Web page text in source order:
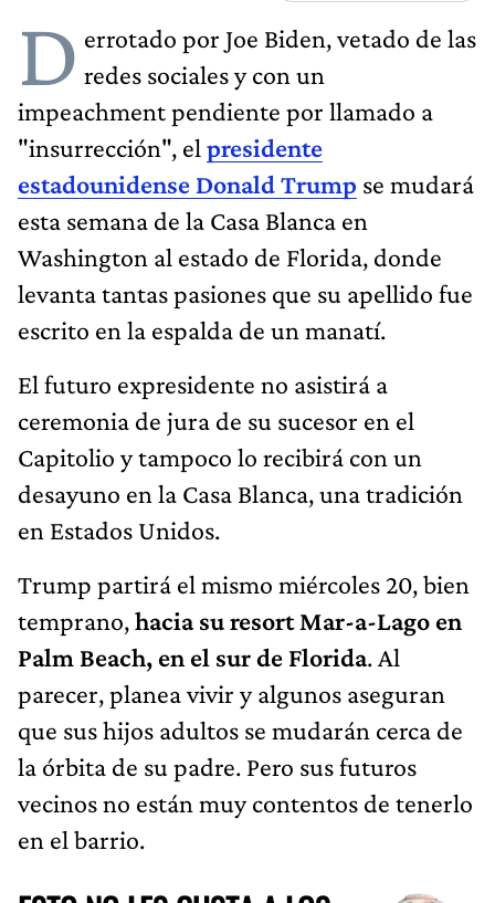
D errotado por Joe Biden, vetado de las
redes sociales y con un
impeachment pendiente por llamado a
"insurrección", el presidente
estadounidense Donald Trump se mudará
esta semana de la Casa Blanca en
Washington al estado de Florida, donde
levanta tantas pasiones que su apellido fue
escrito en la espalda de un manatí.
El futuro expresidente no asistirá a
ceremonia de jura de su sucesor en el
Capitolio y tampoco lo recibirá con un
desayuno en la Casa Blanca, una tradición
en Estados Unidos.
Trump partirá el mismo miércoles 20, bien
temprano,hacia su resort Mar-a-Lago en
Palm Beach, en el sur de Florida. Al
parecer, planea vivir y algunos aseguran
que sus hijos adultos se mudarán cerca de
la órbita de su padre. Pero sus futuros
vecinos no están muy contentos de tenerlo
en el barrio.